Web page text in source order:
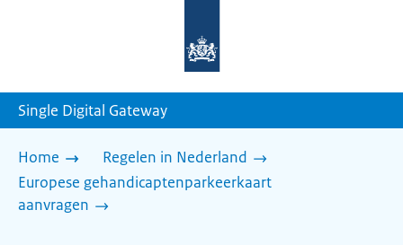
homepage
Single Digital Gateway
Home
Regelen in Nederland
Europese gehandicaptenparkeerkaart
aanvragen